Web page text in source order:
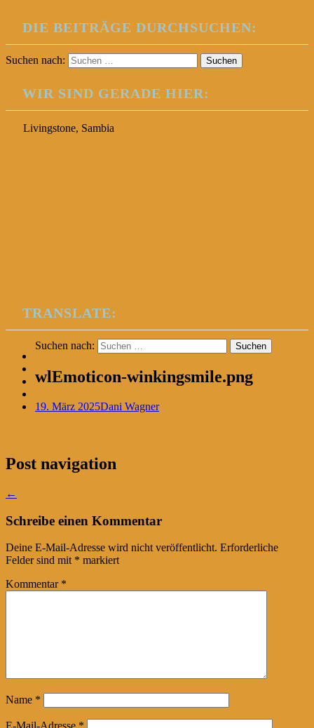
DIE BEITRÄGE DURCHSUCHEN:
Suchen nach:
WIR SIND GERADE HIER:
Livingstone, Sambia
TRANSLATE:
Suchen nach:
wlEmoticon-winkingsmile.png
19. März 2025Dani Wagner
Post navigation
←
Schreibe einen Kommentar
Deine E-Mail-Adresse wird nicht veröffentlicht. Erforderliche
Felder sind mit * markiert
Kommentar *
Name *